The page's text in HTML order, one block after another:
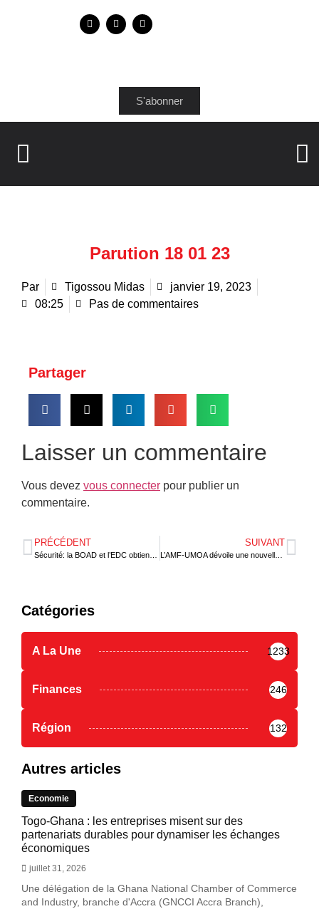
S'abonner
Parution 18 01 23
Par Tigossou Midas
janvier 19, 2023
08:25
Pas de commentaires
Partager
Laisser un commentaire
Vous devez vous connecter pour publier un
commentaire.
PRÉCÉDENT SUIVANT
Catégories
A La Une 1233
Finances 246
Région 132
Autres articles
Economie
Togo-Ghana : les entreprises misent sur des
partenariats durables pour dynamiser les échanges
économiques
juillet 31, 2026
Une délégation de la Ghana National Chamber of Commerce
and Industry, branche d'Accra (GNCCI Accra Branch),